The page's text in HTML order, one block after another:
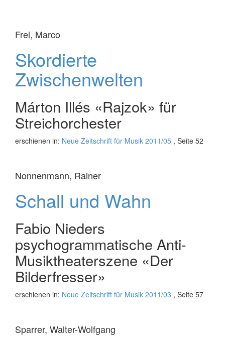
Frei, Marco
Skordierte
Zwischenwelten
Márton Illés «Rajzok» für
Streichorchester
erschienen in: Neue Zeitschrift für Musik 2011/05 , Seite 52
Nonnenmann, Rainer
Schall und Wahn
Fabio Nieders
psychogrammatische Anti-
Musiktheaterszene «Der
Bilderfresser»
erschienen in: Neue Zeitschrift für Musik 2011/03 , Seite 57
Sparrer, Walter-Wolfgang